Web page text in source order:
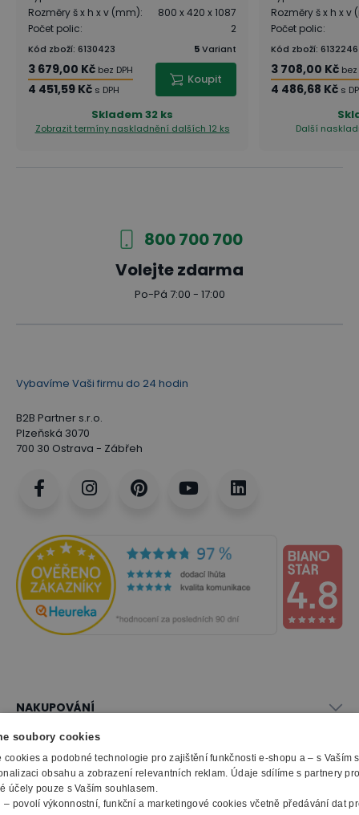
Kartotéky
Kartotéky PRIMO nastolí pořádek všem
dokumentům ve Vaší kanceláři i ordinaci. Kovové
provedení s dřevěnými čely skvěle doplňují zásuvky
se 100 % výsuvem a centrálním zamykáním.
Věšákové stěny PRIMO WOOD s háčky a policemi
obuvi přímo na pracovišti. Díky svému elegantnímu
Rozměry š x h x v (mm):
800 x 420 x 1087
Počet polic: 2
Kód zboží: 6130423 5Variant
3 679,00 Kč bez DPH
4 451,59 Kč s DPH
Koupit
Skladem32 ks
Zobrazit termíny naskladnění dalších 12 ks
Rozměry š x h x v
Počet polic:
Kód zboží: 6132246
3 708,00 Kč bez
4 486,68 Kč s
Další
800 700 700
Volejte zdarma
Po-Pá 7:00 - 17:00
Vybavíme Vaši firmu do 24 hodin
B2B Partner s.r.o.
Plzeňská 3070
700 30 Ostrava - Zábřeh
NAKUPOVÁNÍ
Vše o nákupu
Obchodní podmínky
Doprava a montáž
Možnosti platby
SLUŽBY
Naše katalogy
Reklamační formulář
O FIRMĚ
soubory cookies
cookies a podobné technologie pro zajištění funkčnosti e-shopu a – s Vaším
obsahu a zobrazení relevantních reklam. Údaje sdílíme s partnery
účely pouze s Vaším souhlasem.
– povolí výkonnostní, funkční a marketingové cookies včetně předávání dat